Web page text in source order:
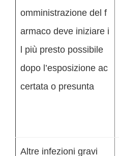
omministrazione del f
armaco deve iniziare i
l più presto possibile
dopo l’esposizione ac
certata o presunta
Altre infezioni gravi